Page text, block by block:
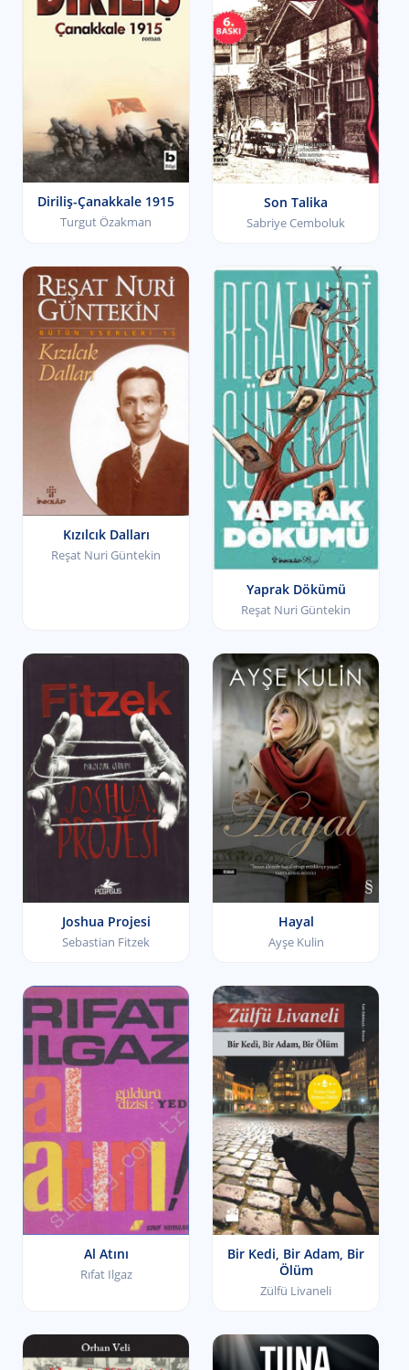
Diriliş-Çanakkale 1915
Turgut Özakman
Son Talika
Sabriye Cemboluk
Kızılcık Dalları
Reşat Nuri Güntekin
Yaprak Dökümü
Reşat Nuri Güntekin
Joshua Projesi
Sebastian Fitzek
Hayal
Ayşe Kulin
Al Atını
Rıfat Ilgaz
Bir Kedi, Bir Adam, Bir
Ölüm
Zülfü Livaneli